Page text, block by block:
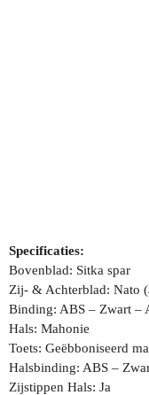
Specificaties:
Bovenblad: Sitka spar
Zij- & Achterblad: Nato
Binding: ABS – Zwart –
Hals: Mahonie
Toets: Geëbboniseerd
Halsbinding: ABS –
Zijstippen Hals: Ja